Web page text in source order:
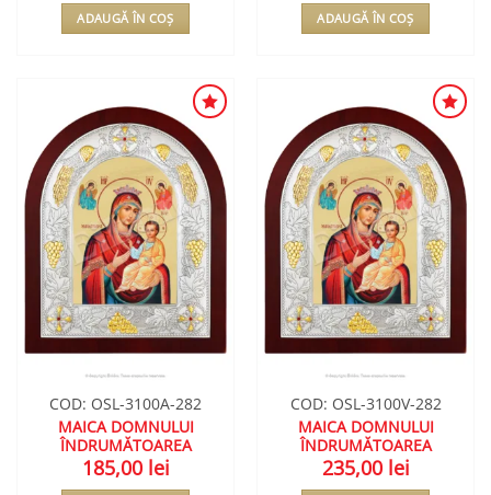
ADAUGĂ ÎN COȘ ADAUGĂ ÎN COȘ
ADAUGA
ÎN
WISHLIST
COD: OSL-3100A-282
MAICA DOMNULUI
ÎNDRUMĂTOAREA
185,00 lei
ADAUGA
ÎN
WISHLIST
COD: OSL-3100V-282
MAICA DOMNULUI
ÎNDRUMĂTOAREA
235,00 lei